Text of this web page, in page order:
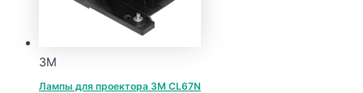
3M
Лампы для проектора 3M CL67N